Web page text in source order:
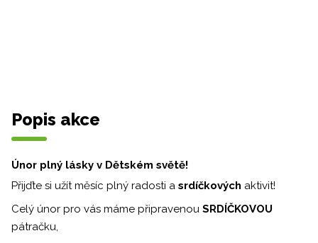
Popis akce
Únor plný lásky v Dětském světě!
Přijďte si užít měsíc plný radosti a srdíčkových aktivit!
Celý únor pro vás máme připravenou SRDÍČKOVOU
pátračku,